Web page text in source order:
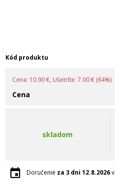
Kód produktu
Cena: 10.90 €, Ušetríte: 7.00 € (64%)
Cena
skladom
Doručenie za 3 dni 12.8.2026v